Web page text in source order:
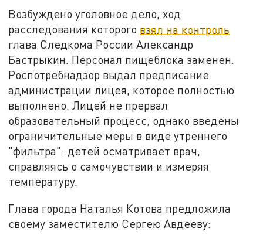
Возбуждено уголовное дело, ход
расследования которого взял на контроль
глава Следкома России Александр
Бастрыкин. Персонал пищеблока заменен.
Роспотребнадзор выдал предписание
администрации лицея, которое полностью
выполнено. Лицей не прервал
образовательный процесс, однако введены
ограничительные меры в виде утреннего
"фильтра": детей осматривает врач,
справляясь о самочувствии и измеряя
температуру.
Глава города Наталья Котова предложила
своему заместителю Сергею Авдееву: